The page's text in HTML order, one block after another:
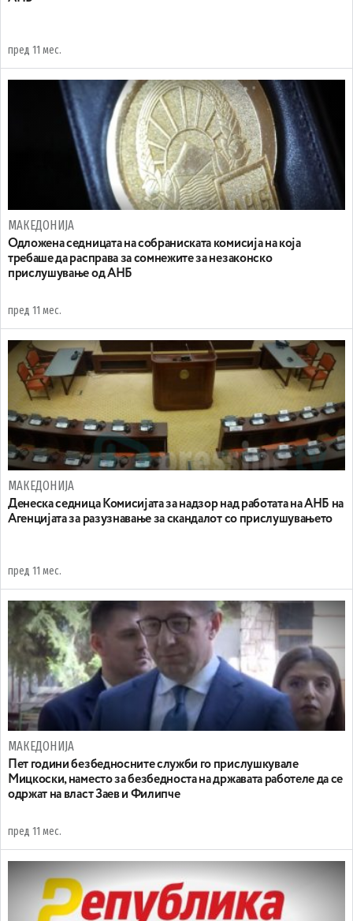
пред 11 мес.
МАКЕДОНИЈА
Одложена седницата на собраниската комисија на која
требаше да расправа за сомнежите за незаконско
прислушување од АНБ
пред 11 мес.
МАКЕДОНИЈА
Денеска седница Комисијата за надзор над работата на АНБ на
Агенцијата за разузнавање за скандалот со прислушувањето
пред 11 мес.
МАКЕДОНИЈА
Пет години безбедносните служби го прислушкувале
Мицкоски, наместо за безбедноста на државата работеле да се
одржат на власт Заев и Филипче
пред 11 мес.